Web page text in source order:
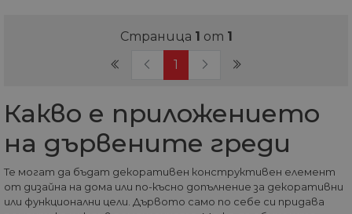
Страница 1 от 1
1 (current)
Какво е приложението
на дървените греди
Те могат да бъдат декоративен конструктивен елемент
от дизайна на дома или по-късно допълнение за декоративни
или функционални цели. Дървото само по себе си придава